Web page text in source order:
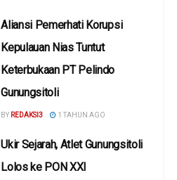
Aliansi Pemerhati Korupsi
Kepulauan Nias Tuntut
Keterbukaan PT Pelindo
Gunungsitoli
BY REDAKSI3 1 TAHUN AGO
Ukir Sejarah, Atlet Gunungsitoli
Lolos ke PON XXI